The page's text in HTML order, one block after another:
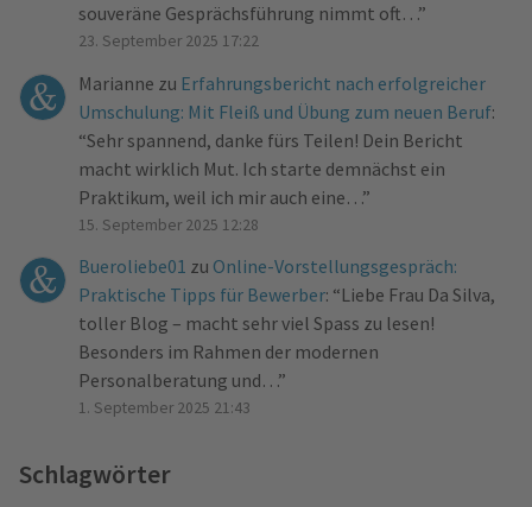
souveräne Gesprächsführung nimmt oft… ”
23. September 2025 17:22
Marianne zu Erfahrungsbericht nach erfolgreicher
Umschulung: Mit Fleiß und Übung zum neuen Beruf:
“Sehr spannend, danke fürs Teilen! Dein Bericht
macht wirklich Mut. Ich starte demnächst ein
Praktikum, weil ich mir auch eine… ”
15. September 2025 12:28
Bueroliebe01 zu Online-Vorstellungsgespräch:
Praktische Tipps für Bewerber: “Liebe Frau Da Silva,
toller Blog – macht sehr viel Spass zu lesen!
Besonders im Rahmen der modernen
Personalberatung und… ”
1. September 2025 21:43
Schlagwörter